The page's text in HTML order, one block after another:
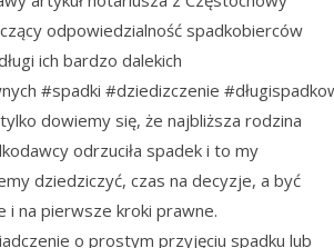
odpowiedzialność spadkobierców
ich bardzo dalekich
#spadki #dziedizczenie
dowiemy się, że najbliższa rodzina
odrzuciła spadek i to my
dziedziczyć, czas na decyzje, a być
i na pierwsze kroki prawne.
o prostym przyjęciu spadku lub